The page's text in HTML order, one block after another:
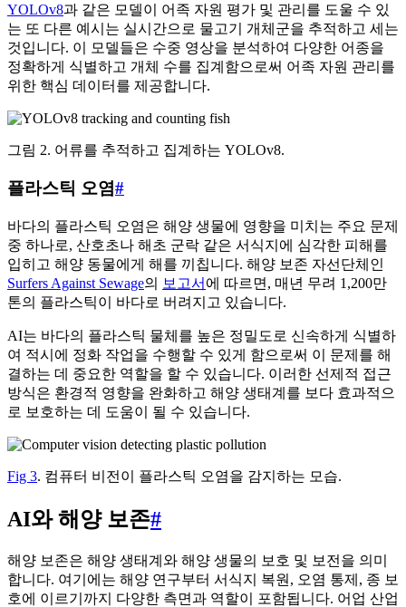
YOLOv8과 같은 모델이 어족 자원 평가 및 관리를 도울 수 있
는 또 다른 예시는 실시간으로 물고기 개체군을 추적하고 세는
것입니다. 이 모델들은 수중 영상을 분석하여 다양한 어종을
정확하게 식별하고 개체 수를 집계함으로써 어족 자원 관리를
위한 핵심 데이터를 제공합니다.
그림 2. 어류를 추적하고 집계하는 YOLOv8.
플라스틱 오염#
바다의 플라스틱 오염은 해양 생물에 영향을 미치는 주요 문제
중 하나로, 산호초나 해초 군락 같은 서식지에 심각한 피해를
입히고 해양 동물에게 해를 끼칩니다. 해양 보존 자선단체인
Surfers Against Sewage의 보고서 에 따르면, 매년 무려 1,200만
톤의 플라스틱이 바다로 버려지고 있습니다.
AI는 바다의 플라스틱 물체를 높은 정밀도로 신속하게 식별하
여 적시에 정화 작업을 수행할 수 있게 함으로써 이 문제를 해
결하는 데 중요한 역할을 할 수 있습니다. 이러한 선제적 접근
방식은 환경적 영향을 완화하고 해양 생태계를 보다 효과적으
로 보호하는 데 도움이 될 수 있습니다.
Fig 3. 컴퓨터 비전이 플라스틱 오염을 감지하는 모습.
AI와 해양 보존#
해양 보존은 해양 생태계와 해양 생물의 보호 및 보전을 의미
합니다. 여기에는 해양 연구부터 서식지 복원, 오염 통제, 종 보
호에 이르기까지 다양한 측면과 역할이 포함됩니다. 어업 산업